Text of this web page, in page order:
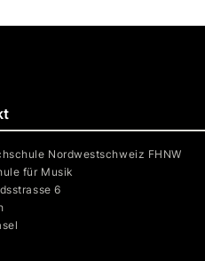
Nordwestschweiz FHNW
für Musik
6